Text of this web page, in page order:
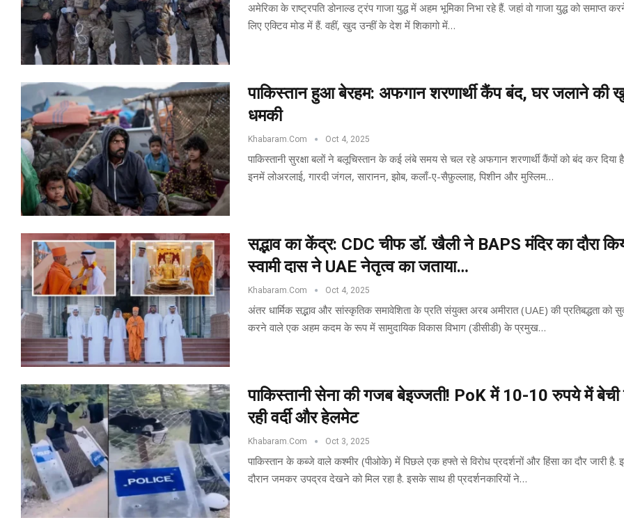
अमेरिका के राष्ट्रपति डोनाल्ड ट्रंप गाजा युद्ध में अहम भूमिका निभा रहे हैं. जहां वो गाजा युद्ध को समाप्त
लिए एक्टिव मोड में हैं. वहीं, खुद उन्हीं के देश में शिकागो में…
पाकिस्तान हुआ बेरहम: अफगान शरणार्थी कैंप बंद, घर जलाने की
धमकी
Khabaram.Com Oct 4, 2025
पाकिस्तानी सुरक्षा बलों ने बलूचिस्तान के कई लंबे समय से चल रहे अफगान शरणार्थी कैंपों को बंद कर दिया
इनमें लोअरलाई, गारदी जंगल, सारानन, झोब, कलाँ-ए-सैफ़ुल्लाह, पिशीन और मुस्लिम…
सद्भाव का केंद्र: CDC चीफ डॉ. खैली ने BAPS मंदिर का दौरा
स्वामी दास ने UAE नेतृत्व का जताया…
Khabaram.Com Oct 4, 2025
अंतर धार्मिक सद्भाव और सांस्कृतिक समावेशिता के प्रति संयुक्त अरब अमीरात (UAE) की प्रतिबद्धता को
करने वाले एक अहम कदम के रूप में सामुदायिक विकास विभाग (डीसीडी) के प्रमुख…
पाकिस्तानी सेना की गजब बेइज्जती! PoK में 10-10 रुपये में बेची
रही वर्दी और हेलमेट
Khabaram.Com Oct 3, 2025
पाकिस्तान के कब्जे वाले कश्मीर (पीओके) में पिछले एक हफ्ते से विरोध प्रदर्शनों और हिंसा का दौर जारी है.
दौरान जमकर उपद्रव देखने को मिल रहा है. इसके साथ ही प्रदर्शनकारियों ने…